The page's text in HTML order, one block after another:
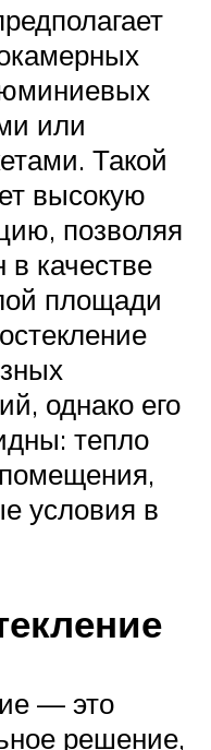
или
Такой
высокую
позволяя
в качестве
площади
однако его
тепло
условия в
— это
решение,